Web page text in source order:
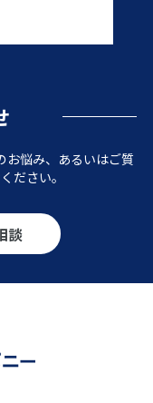
お悩み、あるいはご質
ださい。
談